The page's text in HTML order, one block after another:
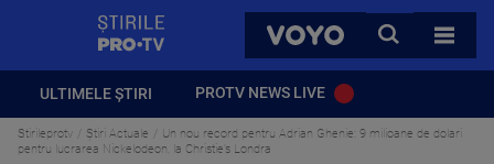
VOYO
CAUTA
TOATE
ULTIMELE ȘTIRI PROTV NEWS LIVE
Stirileprotv Știri Actuale
Un nou record pentru Adrian Ghenie: 9 milioane de dolari
pentru lucrarea Nickelodeon, la Christie’s Londra